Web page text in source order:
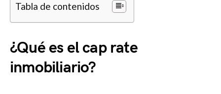
Tabla de contenidos
¿Qué es el cap rate
inmobiliario?